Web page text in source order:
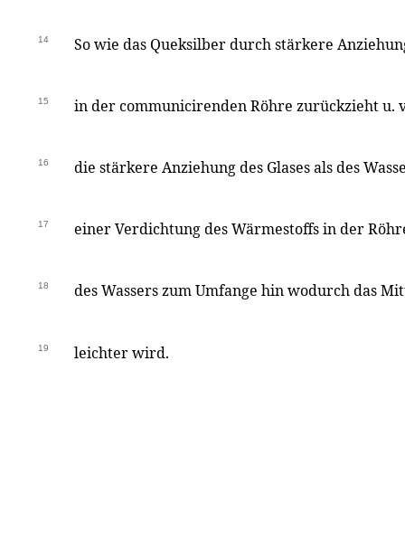
14 So wie das Queksilber durch stärkere
15 in der communicirenden Röhre zurückzieht u.
16 die stärkere Anziehung des Glases als des
17 einer Verdichtung des Wärmestoffs in der
18 des Wassers zum Umfange hin wodurch das
19 leichter wird.